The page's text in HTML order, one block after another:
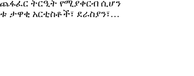
ትርዒት የሚያቀርብ ሲሆን
ታዋቂ አርቲስቶች፣ ደራስያን፣…